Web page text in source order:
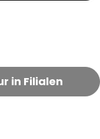
erhöhen
in Filialen